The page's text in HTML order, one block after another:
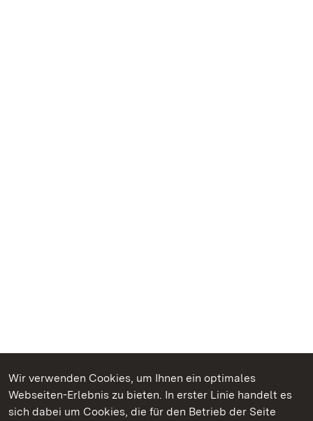
Wir verwenden Cookies, um Ihnen ein optimales
Webseiten-Erlebnis zu bieten. In erster Linie handelt es
sich dabei um Cookies, die für den Betrieb der Seite
Kommen. Staunen. Genießen.